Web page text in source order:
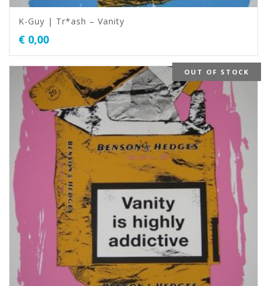
K-Guy | Tr*ash – Vanity
€ 0,00
OUT OF STOCK